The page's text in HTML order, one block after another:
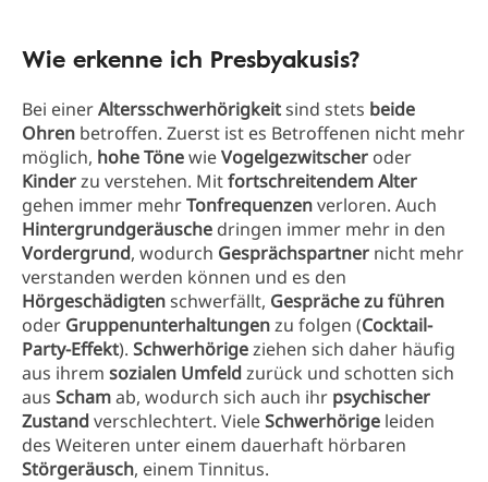
Wie erkenne ich Presbyakusis?
Bei einerAltersschwerhörigkeitsind stets beide
Ohren betroffen. Zuerst ist es Betroffenen nicht mehr
möglich, hohe TönewieVogelgezwitscher oder
Kinderzu verstehen. Mitfortschreitendem Alter
gehen immer mehrTonfrequenzenverloren. Auch
Hintergrundgeräusche dringen immer mehr in den
Vordergrund, wodurch Gesprächspartner nicht mehr
verstanden werden können und es den
Hörgeschädigtenschwerfällt, Gespräche zu führen
oder Gruppenunterhaltungenzu folgen (Cocktail-
Party-Effekt). Schwerhörigeziehen sich daher häufig
aus ihrem sozialen Umfeldzurück und schotten sich
aus Schamab, wodurch sich auch ihr psychischer
Zustandverschlechtert. VieleSchwerhörige leiden
des Weiteren unter einem dauerhaft hörbaren
Störgeräusch, einem Tinnitus.